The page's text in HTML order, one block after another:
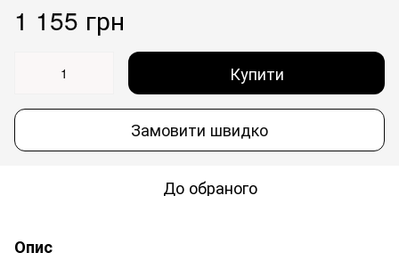
1 155 грн
Купити
Замовити швидко
До обраного
Опис